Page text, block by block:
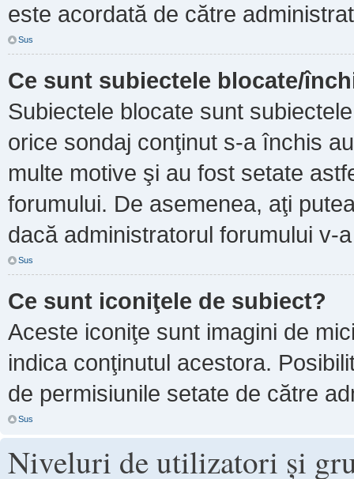
este acordată de către
Sus
Ce sunt subiectele blocate/
Subiectele blocate sunt
orice sondaj conţinut s-a închis
multe motive şi au fost setate
forumului. De asemenea, aţi
dacă administratorul forumului v-
Sus
Ce sunt iconiţele de subiect?
Aceste iconiţe sunt imagini de
indica conţinutul acestora.
de permisiunile setate de către
Sus
Niveluri de utilizatori şi